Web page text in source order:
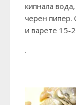
кипнала
черен пипер.
и варете 15-
.